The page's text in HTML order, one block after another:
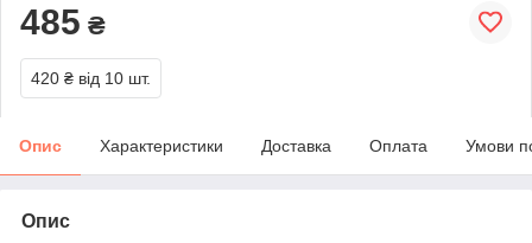
485 ₴
420 ₴ від 10 шт.
Опис Характеристики Доставка Оплата Умови
Опис